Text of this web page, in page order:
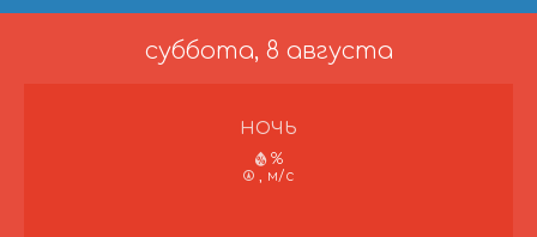
суббота, 8 августа
ночь
%
, м/с